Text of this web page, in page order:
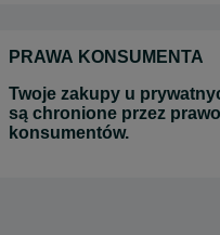
PRAWA KONSUMENTA
Twoje zakupy u
są chronione przez
konsumentów.